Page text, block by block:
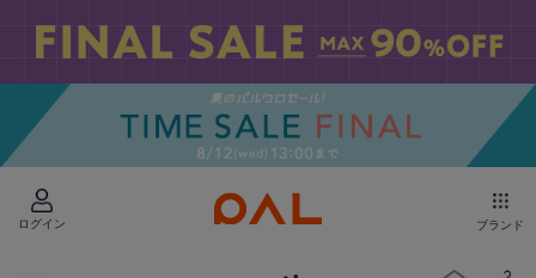
ログイン ブランド